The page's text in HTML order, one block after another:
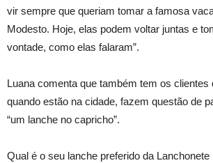
vir sempre que queriam tomar a famosa
Modesto. Hoje, elas podem voltar juntas e
vontade, como elas falaram”.
Luana comenta que também tem os clientes
quando estão na cidade, fazem questão de
“um lanche no capricho”.
Qual é o seu lanche preferido da Lanchonete